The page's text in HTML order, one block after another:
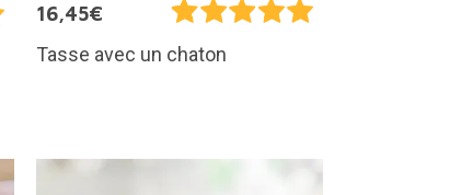
16,45€
Tasse avec un chaton